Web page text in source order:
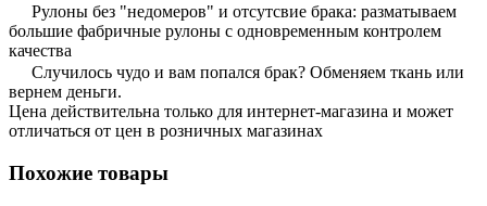
Рулоны без "недомеров" и отсутсвие брака: разматываем
большие фабричные рулоны с одновременным контролем
качества
Случилось чудо и вам попался брак? Обменяем ткань или
вернем деньги.
Цена действительна только для интернет-магазина и может
отличаться от цен в розничных магазинах
Похожие товары